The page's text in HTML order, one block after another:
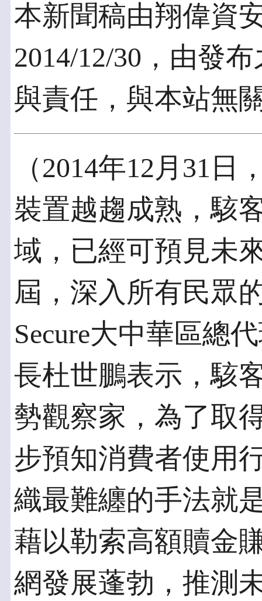
本新聞稿由翔偉資
2014/12/30，由發
與責任，與本站無
（2014年12月31
裝置越趨成熟，駭
域，已經可預見未
屆，深入所有民眾
Secure大中華區總
長杜世鵬表示，駭
勢觀察家，為了取
步預知消費者使用
織最難纏的手法就
藉以勒索高額贖金
網發展蓬勃，推測